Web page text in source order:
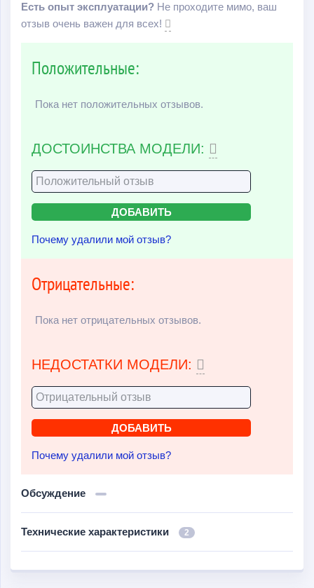
Есть опыт эксплуатации? Не проходите мимо, ваш
отзыв очень важен для всех!
Положительные:
Пока нет положительных отзывов.
ДОСТОИНСТВА МОДЕЛИ:
Почему удалили мой отзыв?
Отрицательные:
Пока нет отрицательных отзывов.
НЕДОСТАТКИ МОДЕЛИ:
Почему удалили мой отзыв?
Обсуждение
Технические характеристики 2